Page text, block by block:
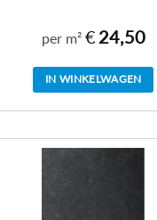
per m² € 24,50
IN WINKELWAGEN